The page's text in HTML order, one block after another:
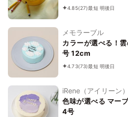
4.85(27)最短 明後日
メモラーブル
カラーが選べる！
号 12cm
4.73(73)最短 明後日
iRene（アイリーン）
色味が選べる マー
4号